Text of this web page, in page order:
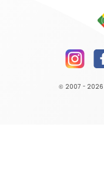
© 2007 - 2026